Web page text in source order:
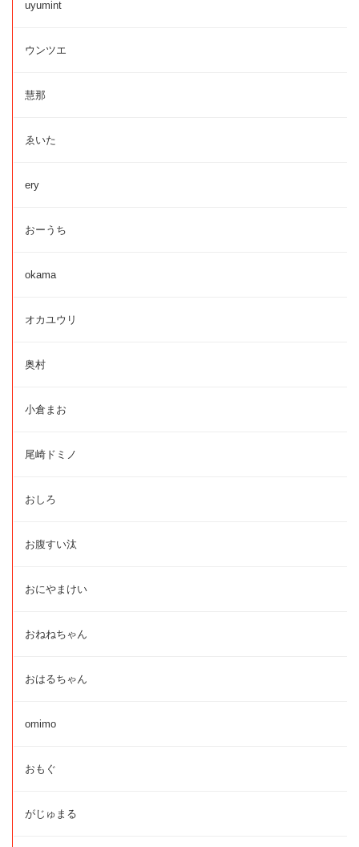
uyumint
ウンツエ
慧那
ゑいた
ery
おーうち
okama
オカユウリ
奥村
小倉まお
尾崎ドミノ
おしろ
お腹すい汰
おにやまけい
おねねちゃん
おはるちゃん
omimo
おもぐ
がじゅまる